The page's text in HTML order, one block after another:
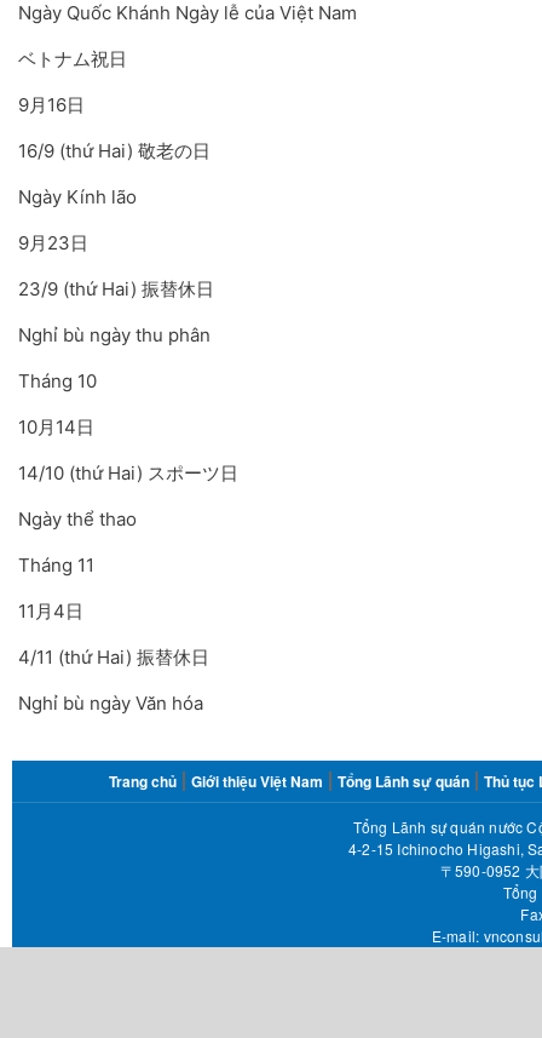
Ngày Quốc Khánh Ngày lễ của Việt Nam
ベトナム祝日
9月16日
16/9 (thứ Hai) 敬老の日
Ngày Kính lão
9月23日
23/9 (thứ Hai) 振替休日
Nghỉ bù ngày thu phân
Tháng 10
10月14日
14/10 (thứ Hai) スポーツ日
Ngày thể thao
Tháng 11
11月4日
4/11 (thứ Hai) 振替休日
Nghỉ bù ngày Văn hóa
MENU
Trang chủ Giới thiệu Việt Nam Tổng Lãnh sự quán Thủ tục
Tổng Lãnh sự quán nước
4-2-15 Ichinocho Higashi,
〒590-0952
E-mail: